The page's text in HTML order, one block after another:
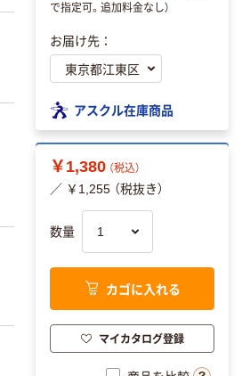
で指定可。追加料金なし）
お届け先：
アスクル在庫商品
￥1,380 （税込）
／ ￥1,255 （税抜き）
数量
カゴに入れる
マイカタログ登録